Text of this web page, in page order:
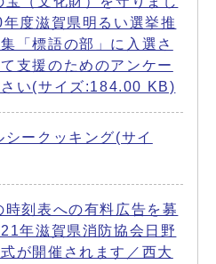
度滋賀県明るい選挙推
「標語の部」に入選さ
支援のためのアンケー
さい(サイズ:184.00 KB)
シークッキング(サイ
時刻表への有料広告を募
年滋賀県消防協会日野
が開催されます／西大